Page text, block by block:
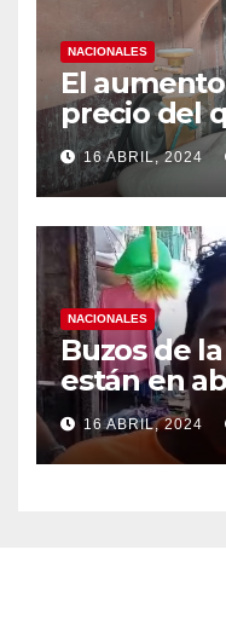
NACIONALES
El
precio del
efectos a
16 ABRIL, 2024
NACIONALES
Buzos de
están en
16 ABRIL, 2024